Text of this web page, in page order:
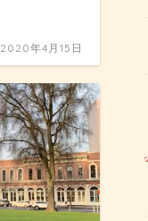
2020年4月15日